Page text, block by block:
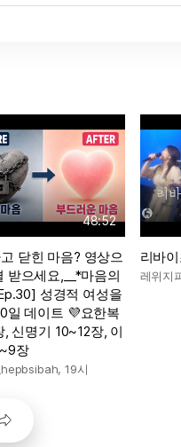
48:52
닫힌 마음? 영상으
받으세요,__*마음의
성경적 여성을
일 데이트 💜요한복
, 신명기 10~12장, 이
장
, 19시
리바
레위지